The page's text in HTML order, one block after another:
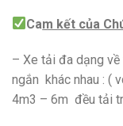
Cam kết của
– Xe tải đa dạng
ngắn khác nhau : (
4m3 – 6m đều tải